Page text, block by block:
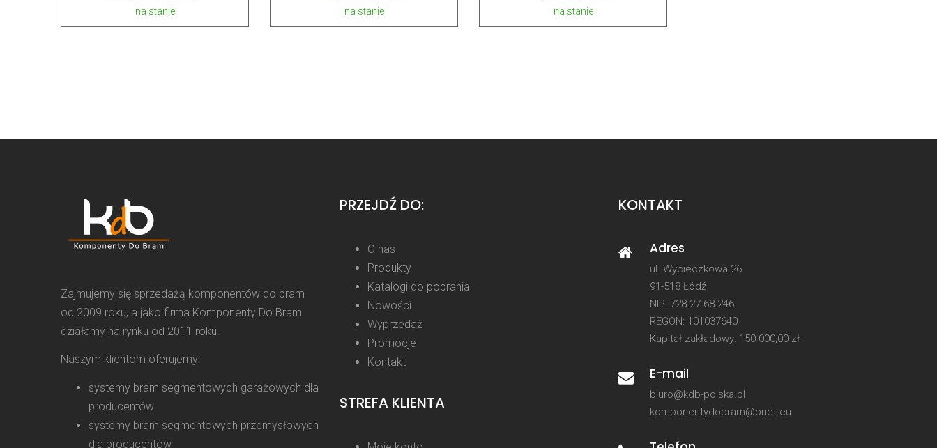
na stanie na stanie na stanie
Zajmujemy się sprzedażą komponentów do bram
od 2009 roku, a jako firma Komponenty Do Bram
działamy na rynku od 2011 roku.
Naszym klientom oferujemy:
systemy bram segmentowych garażowych dla
producentów
systemy bram segmentowych przemysłowych
dla producentów
PRZEJDŹ DO:
O nas
Produkty
Katalogi do pobrania
Nowości
Wyprzedaż
Promocje
Kontakt
STREFA KLIENTA
KONTAKT
Adres
ul. Wycieczkowa 26
91-518 Łódź
NIP: 728-27-68-246
REGON: 101037640
Kapitał zakładowy: 150 000,00 zł
E-mail
biuro@kdb-polska.pl
komponentydobram@onet.eu